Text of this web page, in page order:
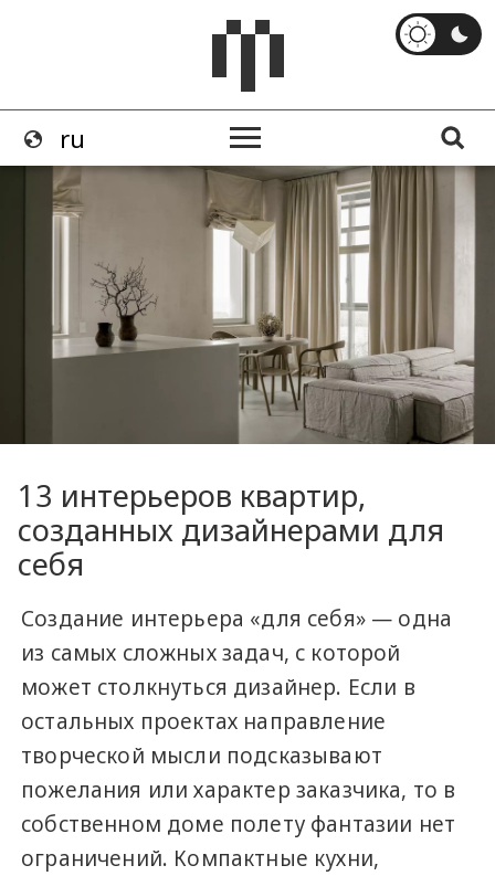
13 интерьеров квартир,
созданных дизайнерами для
себя
Создание интерьера «для себя» — одна
из самых сложных задач, с которой
может столкнуться дизайнер. Если в
остальных проектах направление
творческой мысли подсказывают
пожелания или характер заказчика, то в
собственном доме полету фантазии нет
ограничений. Компактные кухни,